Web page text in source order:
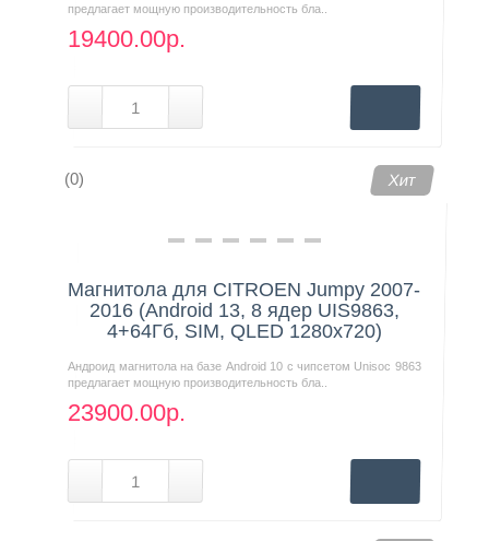
предлагает мощную производительность бла..
19400.00р.
(0) Хит
Магнитола для CITROEN Jumpy 2007-
2016 (Android 13, 8 ядер UIS9863,
4+64Гб, SIM, QLED 1280x720)
Андроид магнитола на базе Android 10 с чипсетом Unisoc 9863
предлагает мощную производительность бла..
23900.00р.